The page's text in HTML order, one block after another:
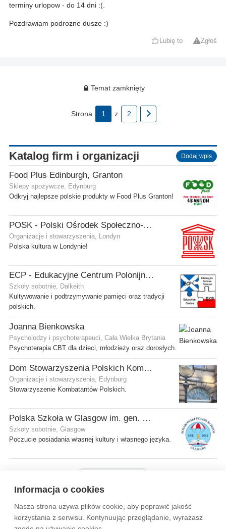
Informacja o cookies
Nasza strona używa plików cookie, aby poprawić jakość
korzystania z serwisu. Kontynuując przeglądanie, wyrażasz
terminy urlopow - do 14 dni :(.
Pozdrawiam podrozne dusze :)
Lubię to Zgłoś
Temat zamknięty
Strona 1 z 2
Katalog firm i organizacji Dodaj wpis
Food Plus Edinburgh, Granton
Sklepy spożywcze, Edynburg
Odkryj najlepsze polskie produkty w Food Plus Granton!
POSK - Polski Ośrodek Społeczno-Kulturalny
Organizacje i stowarzyszenia, Londyn
Polska kultura w Londynie!
ECP - Edukacyjne Centrum Polonijne SCIO - Dalkeith
Szkoły sobotnie, Dalkeith
Kultywowanie i podtrzymywanie pamięci oraz tradycji
polskich.
Joanna Bienkowska
Psycholodzy i psychoterapeuci, Cała Wielka Brytania
Psychoterapia CBT dla dzieci, młodzieży oraz dorosłych.
Dom Stowarzyszenia Polskich Kombatantów (SPK) w Edynburgu
Organizacje i stowarzyszenia, Edynburg
Stowarzyszenie Kombatantów Polskich.
Polska Szkoła w Glasgow im. gen. Stanisława Sosabowskiego
Szkoły sobotnie, Glasgow
Poczucie posiadania własnej kultury i własnego języka.
Wytyczne dla społeczności Regulamin Prywatność